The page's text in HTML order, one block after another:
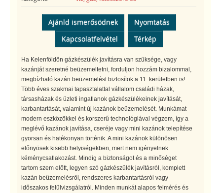
Ajánld ismerősödnek
Nyomtatás
Kapcsolatfelvétel
Térkép
Ha Kelenföldön gázkészülék javításra van szüksége, vagy
kazánját szeretné beüzemeltetni, forduljon hozzám bizalommal,
megbízható kazán beüzemelést biztosítok a 11. kerületben is!
Több éves szakmai tapasztalattal vállalom családi házak,
társasházak és üzleti ingatlanok gázkészülékeinek javítását,
karbantartását, valamint új kazánok beüzemelését. Munkámat
modern eszközökkel és korszerű technológiával végzem, így a
meglévő kazánok javítása, cseréje vagy mini kazánok telepítése
gyorsan és hatékonyan történik. A mini kazánok különösen
előnyösek kisebb helyiségekben, mert nem igényelnek
kéménycsatlakozást. Mindig a biztonságot és a minőséget
tartom szem előtt, legyen szó gázkészülék javításról, komplett
kazán beüzemelésről, rendszeres karbantartásról vagy
időszakos felülvizsgálatról. Minden munkát alapos felmérés és